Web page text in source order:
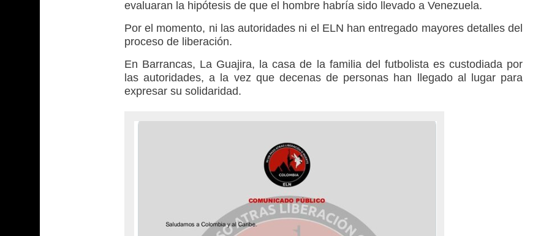
evaluaran la hipótesis de que el hombre habría sido llevado a Venezuela.
Por el momento, ni las autoridades ni el ELN han entregado mayores detalles del
proceso de liberación.
En Barrancas, La Guajira, la casa de la familia del futbolista es custodiada por
las autoridades, a la vez que decenas de personas han llegado al lugar para
expresar su solidaridad.